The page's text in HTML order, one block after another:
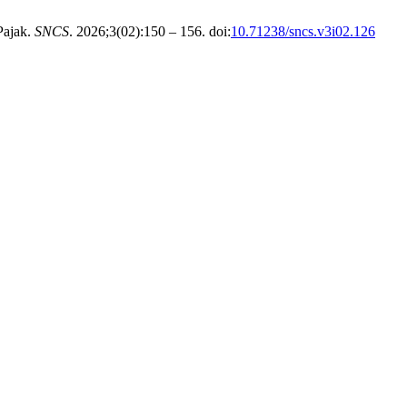
SNCS. 2026;3(02):150 – 156. doi:10.71238/sncs.v3i02.126